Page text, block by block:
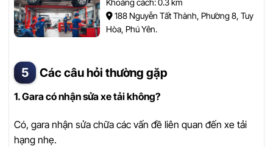
188 Nguyễn Tất Thành, Phường 8, Tuy
Hòa, Phú Yên.
Các câu hỏi thường gặp
1. Gara có nhận sửa xe tải không?
Có, gara nhận sửa chữa các vấn đề liên quan đến xe tải
hạng nhẹ.